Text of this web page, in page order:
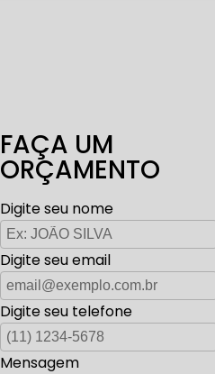
FAÇA UM
ORÇAMENTO
Digite seu nome
Digite seu email
Digite seu telefone
Mensagem